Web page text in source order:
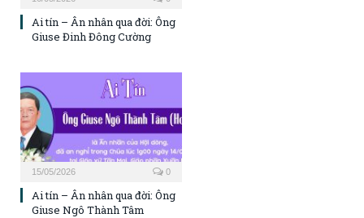
Ai tín – Ân nhân qua đời: Ông
Giuse Đinh Đông Cường
15/05/2026 0
Ai tín – Ân nhân qua đời: Ông
Giuse Ngô Thành Tâm